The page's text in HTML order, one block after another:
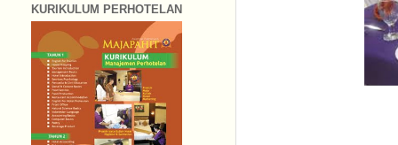
KURIKULUM PERHOTELAN